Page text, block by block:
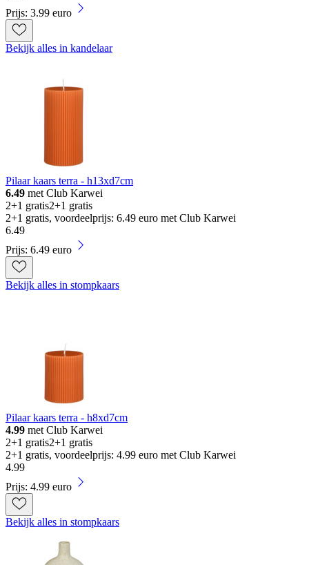
Prijs: 3.99 euro
Bekijk alles in kandelaar
Pilaar kaars terra - h13xd7cm
6.49 met Club Karwei
2+1 gratis2+1 gratis
2+1 gratis, voordeelprijs: 6.49 euro met Club Karwei
6.49
Prijs: 6.49 euro
Bekijk alles in stompkaars
Pilaar kaars terra - h8xd7cm
4.99 met Club Karwei
2+1 gratis2+1 gratis
2+1 gratis, voordeelprijs: 4.99 euro met Club Karwei
4.99
Prijs: 4.99 euro
Bekijk alles in stompkaars